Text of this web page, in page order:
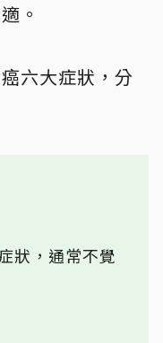
。
六大症狀，分
狀，通常不覺